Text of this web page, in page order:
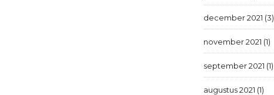
december 2021 (3)
november 2021 (1)
september 2021 (1)
augustus 2021 (1)